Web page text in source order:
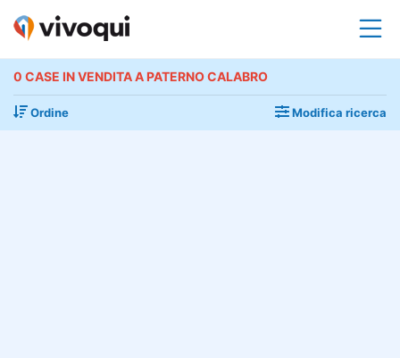
0 CASE IN VENDITA A PATERNO CALABRO
Ordine Modifica ricerca